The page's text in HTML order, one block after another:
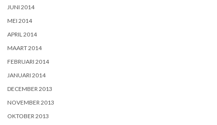
JUNI 2014
MEI 2014
APRIL 2014
MAART 2014
FEBRUARI 2014
JANUARI 2014
DECEMBER 2013
NOVEMBER 2013
OKTOBER 2013